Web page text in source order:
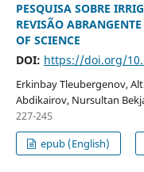
PESQUISA SOBRE
REVISÃO
OF SCIENCE
DOI: https://doi.org/
Erkinbay Tleubergenov,
Abdikairov, Nursultan
227-245
epub (English)